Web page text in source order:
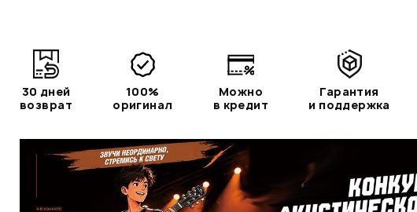
30 дней
возврат
100%
оригинал
Можно
в кредит
Гарантия
и поддержка